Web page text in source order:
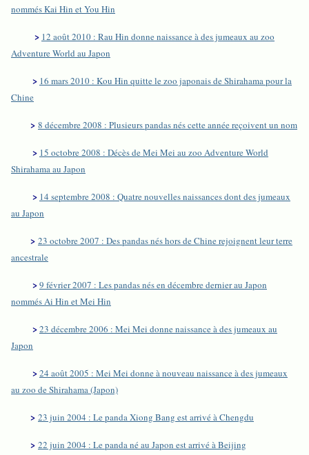
nommés Kai Hin et You Hin
> 12 août 2010 : Rau Hin donne naissance à des jumeaux au zoo
Adventure World au Japon
> 16 mars 2010 : Kou Hin quitte le zoo japonais de Shirahama pour la
Chine
> 8 décembre 2008 : Plusieurs pandas nés cette année reçoivent un nom
> 15 octobre 2008 : Décès de Mei Mei au zoo Adventure World
Shirahama au Japon
> 14 septembre 2008 : Quatre nouvelles naissances dont des jumeaux
au Japon
> 23 octobre 2007 : Des pandas nés hors de Chine rejoignent leur terre
ancestrale
>9 février 2007 : Les pandas nés en décembre dernier au Japon
nommés Ai Hin et Mei Hin
>23 décembre 2006 : Mei Mei donne naissance à des jumeaux au
Japon
>24 août 2005 : Mei Mei donne à nouveau naissance à des jumeaux
au zoo de Shirahama (Japon)
> 23 juin 2004 : Le panda Xiong Bang est arrivé à Chengdu
> 22 juin 2004 : Le panda né au Japon est arrivé à Beijing